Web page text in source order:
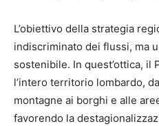
L’obiettivo della strategia
indiscriminato dei flussi, ma
sostenibile. In quest’ottica, il
l’intero territorio lombardo,
montagne ai borghi e alle
favorendo la